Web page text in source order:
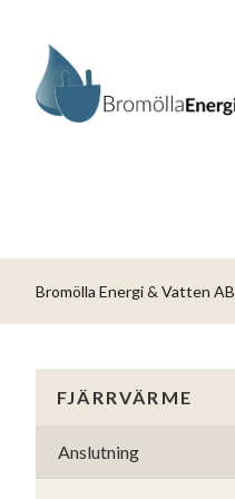
Bromölla Energi & Vatten AB
FJÄRRVÄRME
Anslutning